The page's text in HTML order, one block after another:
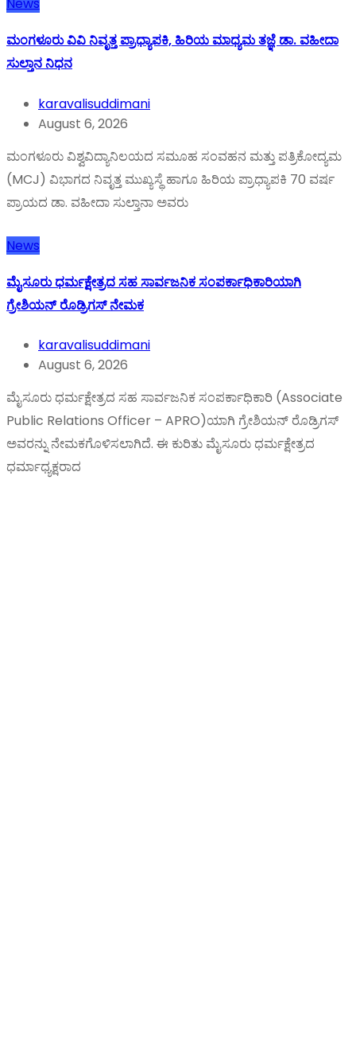
ಮಂಗಳೂರು ವಿವಿ ನಿವೃತ್ತ ಪ್ರಾಧ್ಯಾಪಕಿ, ಹಿರಿಯ ಮಾಧ್ಯಮ ತಜ್ಞೆ ಡಾ. ವಹೀದಾ
ಸುಲ್ತಾನ ನಿಧನ
karavalisuddimani
August 6, 2026
ಮಂಗಳೂರು ವಿಶ್ವವಿದ್ಯಾನಿಲಯದ ಸಮೂಹ ಸಂವಹನ ಮತ್ತು ಪತ್ರಿಕೋದ್ಯಮ
(MCJ) ವಿಭಾಗದ ನಿವೃತ್ತ ಮುಖ್ಯಸ್ಥೆ ಹಾಗೂ ಹಿರಿಯ ಪ್ರಾಧ್ಯಾಪಕಿ 70 ವರ್ಷ
ಪ್ರಾಯದ ಡಾ. ವಹೀದಾ ಸುಲ್ತಾನಾ ಅವರು
News
ಮೈಸೂರು ಧರ್ಮಕ್ಷೇತ್ರದ ಸಹ ಸಾರ್ವಜನಿಕ ಸಂಪರ್ಕಾಧಿಕಾರಿಯಾಗಿ
ಗ್ರೇಶಿಯನ್ ರೊಡ್ರಿಗಸ್ ನೇಮಕ
karavalisuddimani
August 6, 2026
ಮೈಸೂರು ಧರ್ಮಕ್ಷೇತ್ರದ ಸಹ ಸಾರ್ವಜನಿಕ ಸಂಪರ್ಕಾಧಿಕಾರಿ (Associate
Public Relations Officer – APRO)ಯಾಗಿ ಗ್ರೇಶಿಯನ್ ರೊಡ್ರಿಗಸ್
ಅವರನ್ನು ನೇಮಕಗೊಳಿಸಲಾಗಿದೆ. ಈ ಕುರಿತು ಮೈಸೂರು ಧರ್ಮಕ್ಷೇತ್ರದ
ಧರ್ಮಾಧ್ಯಕ್ಷರಾದ